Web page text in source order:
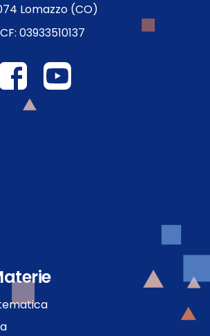
Lomazzo (CO)
03933510137